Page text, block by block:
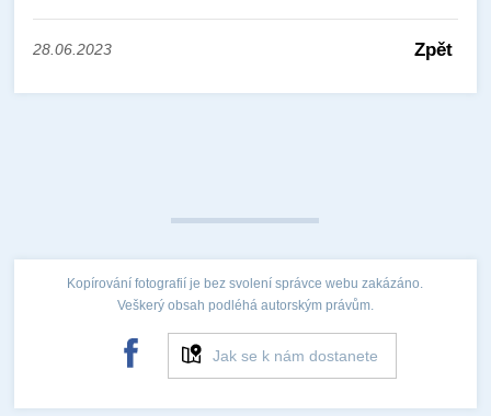
28.06.2023 Zpět
Kopírování fotografií je bez svolení správce webu zakázáno.
Veškerý obsah podléhá autorským právům.
Jak se k nám dostanete